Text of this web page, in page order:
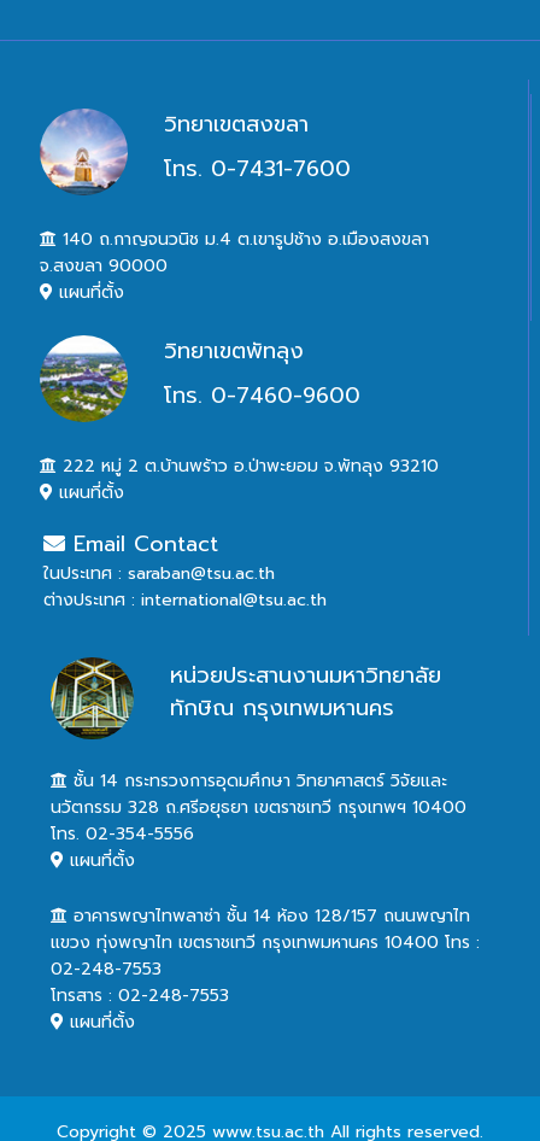
วิทยาเขตสงขลา
โทร. 0-7431-7600
140 ถ.กาญจนวนิช ม.4 ต.เขารูปช้าง อ.เมืองสงขลา
จ.สงขลา 90000
แผนที่ตั้ง
วิทยาเขตพัทลุง
โทร. 0-7460-9600
222 หมู่ 2 ต.บ้านพร้าว อ.ป่าพะยอม จ.พัทลุง 93210
แผนที่ตั้ง
Email Contact
ในประเทศ : saraban@tsu.ac.th
ต่างประเทศ : international@tsu.ac.th
หน่วยประสานงานมหาวิทยาลัย
ทักษิณ กรุงเทพมหานคร
ชั้น 14 กระทรวงการอุดมศึกษา วิทยาศาสตร์ วิจัยและ
นวัตกรรม 328 ถ.ศรีอยุธยา เขตราชเทวี กรุงเทพฯ 10400
โทร. 02-354-5556
แผนที่ตั้ง
อาคารพญาไทพลาซ่า ชั้น 14 ห้อง 128/157 ถนนพญาไท
แขวง ทุ่งพญาไท เขตราชเทวี กรุงเทพมหานคร 10400 โทร :
02-248-7553
โทรสาร : 02-248-7553
แผนที่ตั้ง
Copyright © 2025 www.tsu.ac.th All rights reserved.